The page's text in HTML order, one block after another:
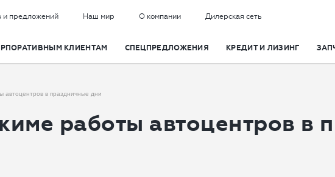
и предложений Наш мир О компании Дилерская сеть
КЛИЕНТАМ СПЕЦПРЕДЛОЖЕНИЯ КРЕДИТ И ЛИЗИНГ
автоцентров в праздничные дни
работы автоцентров в
Имя
Имя